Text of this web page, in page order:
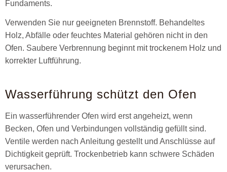
Fundaments.
Verwenden Sie nur geeigneten Brennstoff. Behandeltes
Holz, Abfälle oder feuchtes Material gehören nicht in den
Ofen. Saubere Verbrennung beginnt mit trockenem Holz und
korrekter Luftführung.
Wasserführung schützt den Ofen
Ein wasserführender Ofen wird erst angeheizt, wenn
Becken, Ofen und Verbindungen vollständig gefüllt sind.
Ventile werden nach Anleitung gestellt und Anschlüsse auf
Dichtigkeit geprüft. Trockenbetrieb kann schwere Schäden
verursachen.